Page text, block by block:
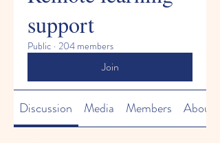
support
Public · 204 members
Join
Discussion Media Members About